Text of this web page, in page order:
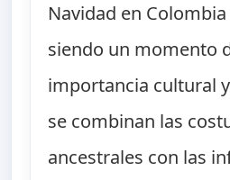
Navidad en
siendo un momento
importancia cultural
se combinan las
ancestrales con las